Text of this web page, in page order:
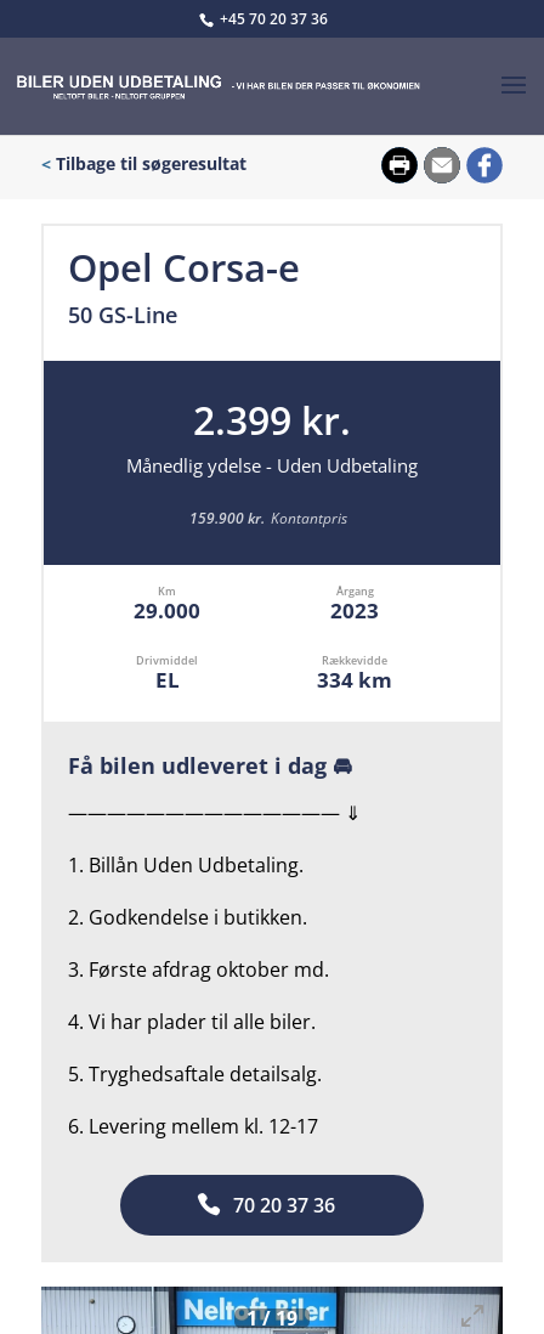
+45 70 20 37 36
< Tilbage til søgeresultat
1/19
Opel Corsa-e
50 GS-Line
2.399 kr.
Månedlig ydelse - Uden Udbetaling
159.900 kr. Kontantpris
Km
29.000
Årgang
2023
Drivmiddel
EL
Rækkevidde
334 km
Få bilen udleveret i dag 🚘
—————————————— ⇓
1. Billån Uden Udbetaling.
2. Godkendelse i butikken.
3. Første afdrag oktober md.
4. Vi har plader til alle biler.
5. Tryghedsaftale detailsalg.
6. Levering mellem kl. 12-17
70 20 37 36